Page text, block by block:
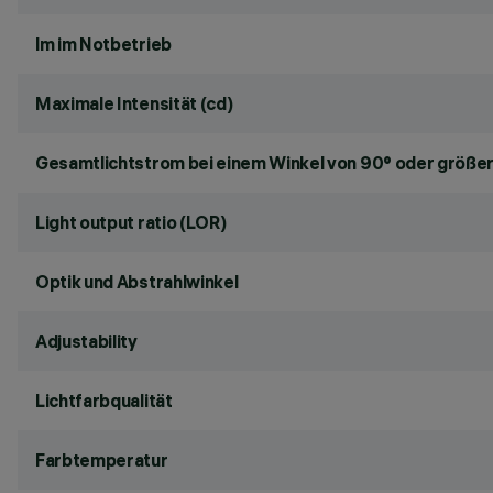
lm im Notbetrieb
Maximale Intensität (cd)
Gesamtlichtstrom bei einem Winkel von 90° oder
Light output ratio (LOR)
Optik und Abstrahlwinkel
Adjustability
Lichtfarbqualität
Farbtemperatur